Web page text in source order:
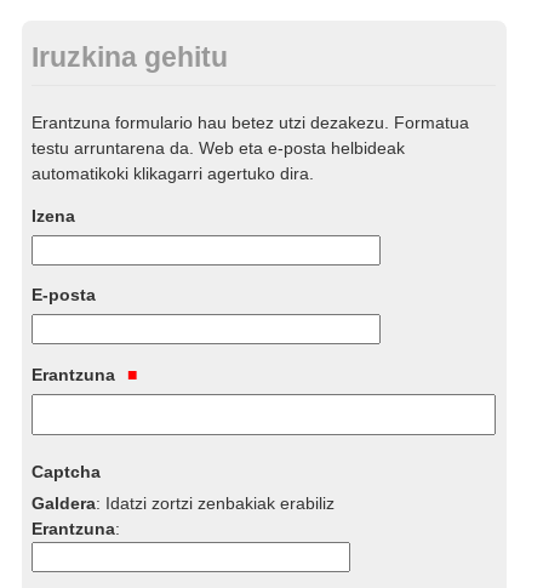
Iruzkina gehitu
Erantzuna formulario hau betez utzi dezakezu. Formatua
testu arruntarena da. Web eta e-posta helbideak
automatikoki klikagarri agertuko dira.
Izena
E-posta
Erantzuna
Captcha
Galdera: Idatzi zortzi zenbakiak erabiliz
Erantzuna: